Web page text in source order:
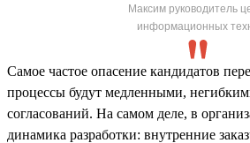
Максим руководитель
информационных
Самое частое опасение кандидатов
процессы будут медленными,
согласований. На самом деле, в
динамика разработки: внутренние